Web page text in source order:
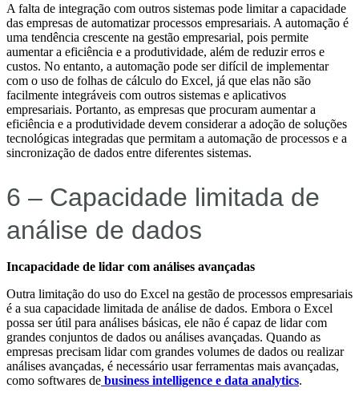
A falta de integração com outros sistemas pode limitar a capacidade
das empresas de automatizar processos empresariais. A automação é
uma tendência crescente na gestão empresarial, pois permite
aumentar a eficiência e a produtividade, além de reduzir erros e
custos. No entanto, a automação pode ser difícil de implementar
com o uso de folhas de cálculo do Excel, já que elas não são
facilmente integráveis com outros sistemas e aplicativos
empresariais. Portanto, as empresas que procuram aumentar a
eficiência e a produtividade devem considerar a adoção de soluções
tecnológicas integradas que permitam a automação de processos e a
sincronização de dados entre diferentes sistemas.
6 – Capacidade limitada de
análise de dados
Incapacidade de lidar com análises avançadas
Outra limitação do uso do Excel na gestão de processos empresariais
é a sua capacidade limitada de análise de dados. Embora o Excel
possa ser útil para análises básicas, ele não é capaz de lidar com
grandes conjuntos de dados ou análises avançadas. Quando as
empresas precisam lidar com grandes volumes de dados ou realizar
análises avançadas, é necessário usar ferramentas mais avançadas,
como softwares de business intelligence e data analytics.